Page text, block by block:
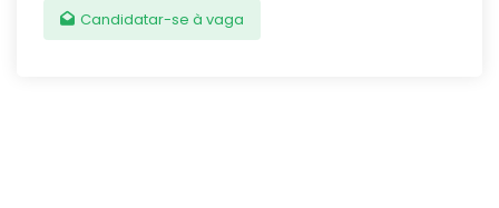
Candidatar-se à vaga